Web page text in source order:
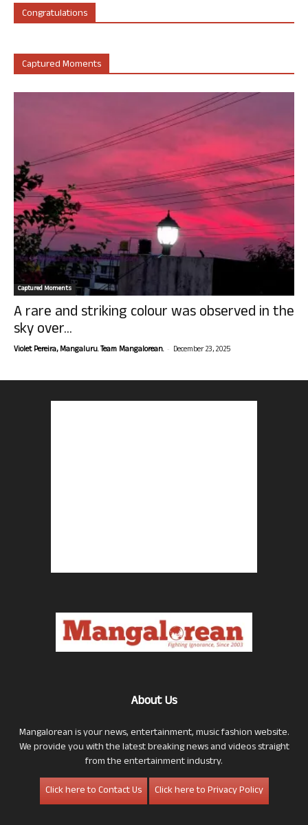
Congratulations
Captured Moments
Captured Moments
A rare and striking colour was observed in the
sky over...
Violet Pereira, Mangaluru. Team Mangalorean. - December 23, 2025
About Us
Mangalorean is your news, entertainment, music fashion website.
We provide you with the latest breaking news and videos straight
from the entertainment industry.
Click here to Contact Us
Click here to Privacy Policy